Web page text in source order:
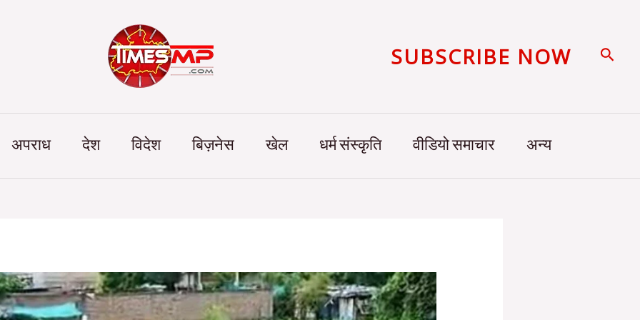
SUBSCRIBE NOW
अपराध देश विदेश बिज़नेस खेल धर्म संस्कृति वीडियो समाचार अन्य